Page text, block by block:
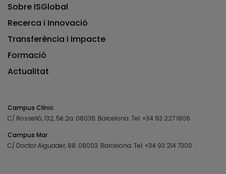
Sobre ISGlobal
Recerca i Innovació
Transferència i Impacte
Formació
Actualitat
Campus Clínic
C/ Rosselló, 132, 5è 2a. 08036. Barcelona.Tel.+34 93 227 1806
Campus Mar
C/ Doctor Aiguader, 88. 08003. Barcelona.Tel.+34 93 214 7300